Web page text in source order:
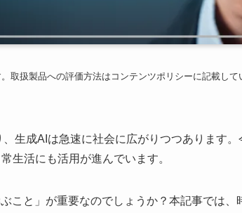
取扱製品への評価方法はコンテンツポリシーに記載して
生成AIは急速に社会に広がりつつあります
生活にも活用が進んでいます。
こと」が重要なのでしょうか？本記事では